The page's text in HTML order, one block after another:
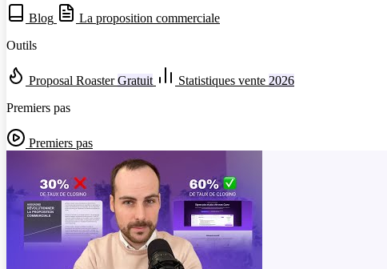
Blog
La proposition commerciale
Outils
Proposal Roaster Gratuit Statistiques vente 2026
Premiers pas
Premiers pas